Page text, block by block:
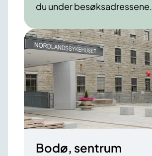
du under besøksadressene.
Bodø, sentrum